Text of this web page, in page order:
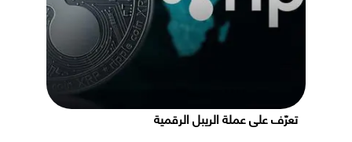
تعرّف على عملة الريبل الرقمية